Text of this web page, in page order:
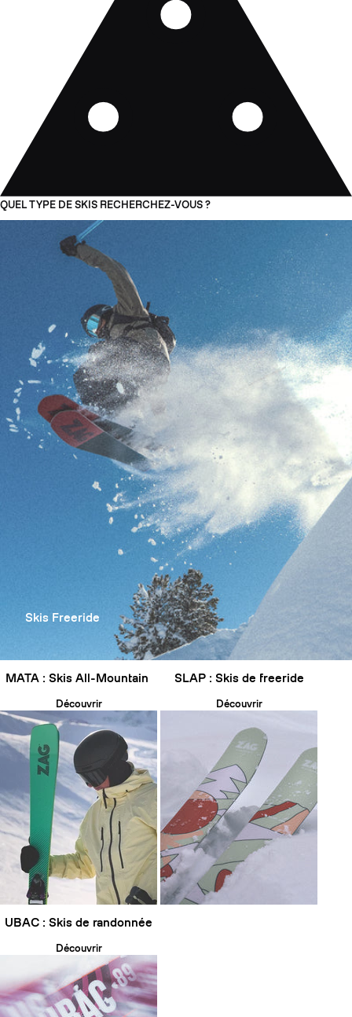
QUEL TYPE DE SKIS RECHERCHEZ-VOUS ?
01
Skis Freeride
MATA : Skis All-Mountain
Découvrir
SLAP : Skis de freeride
Découvrir
UBAC : Skis de randonnée
Découvrir